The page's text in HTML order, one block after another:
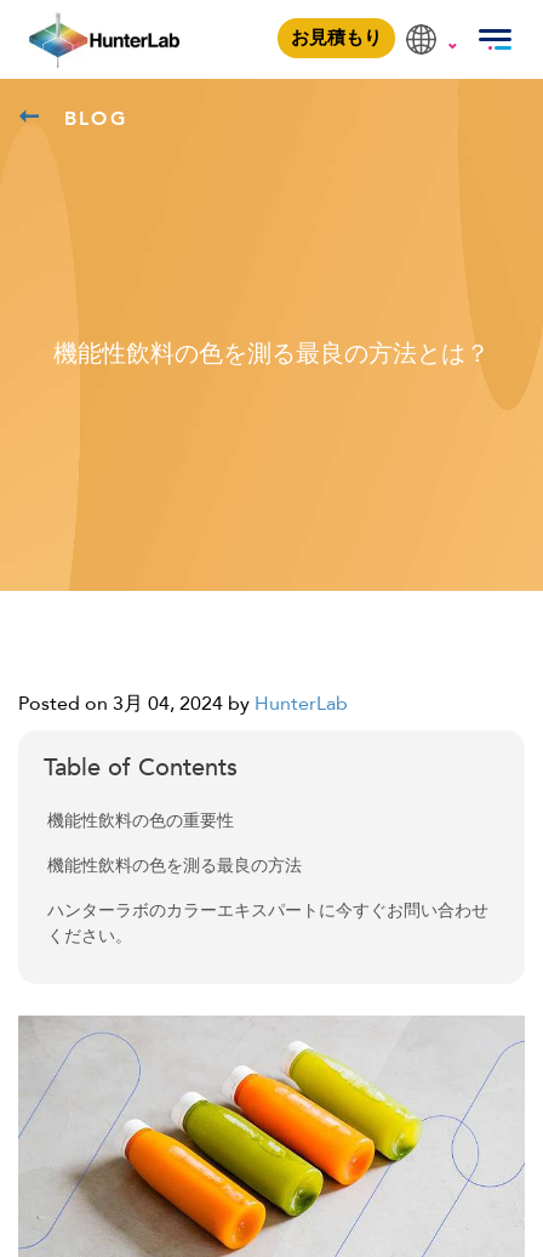
お見積もり
BLOG
機能性飲料の色を測る最良の方法とは？
Posted on 3月 04, 2024 by HunterLab
Table of Contents
機能性飲料の色の重要性
機能性飲料の色を測る最良の方法
ハンターラボのカラーエキスパートに今すぐお問い合わせ
ください。